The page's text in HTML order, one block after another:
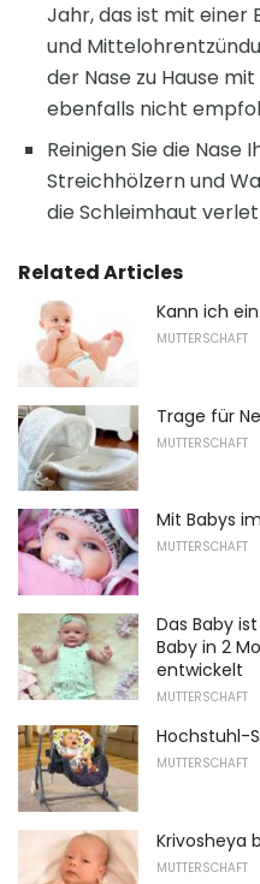
Jahr, das ist mit einer
und
der Nase zu Hause
ebenfalls nicht
Reinigen Sie die Nase
Streichhölzern und
die Schleimhaut
Related Articles
Kann ich
MUTTERSCHAFT
Trage für
MUTTERSCHAFT
Mit Babys
MUTTERSCHAFT
Das Baby
Baby in 2
entwickelt
MUTTERSCHAFT
Hochstuhl-
MUTTERSCHAFT
Krivosheya
MUTTERSCHAFT